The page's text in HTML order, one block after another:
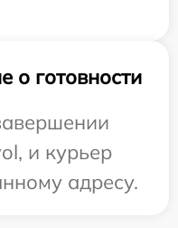
о готовности
и курьер
адресу.